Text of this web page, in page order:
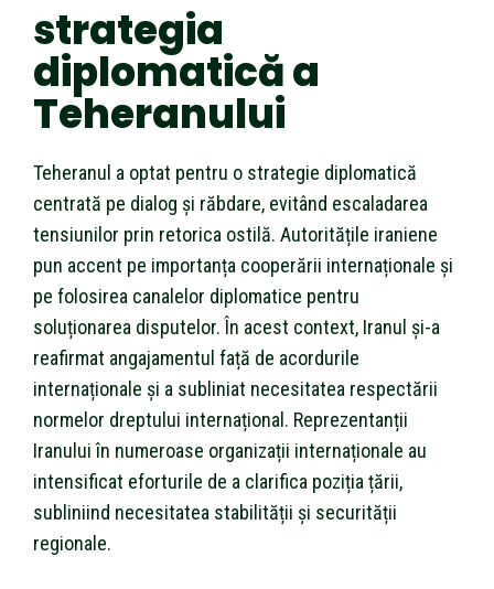
strategia
diplomatică a
Teheranului
Teheranul a optat pentru o strategie diplomatică
centrată pe dialog și răbdare, evitând escaladarea
tensiunilor prin retorica ostilă. Autoritățile iraniene
pun accent pe importanța cooperării internaționale și
pe folosirea canalelor diplomatice pentru
soluționarea disputelor. În acest context, Iranul și-a
reafirmat angajamentul față de acordurile
internaționale și a subliniat necesitatea respectării
normelor dreptului internațional. Reprezentanții
Iranului în numeroase organizații internaționale au
intensificat eforturile de a clarifica poziția țării,
subliniind necesitatea stabilității și securității
regionale.